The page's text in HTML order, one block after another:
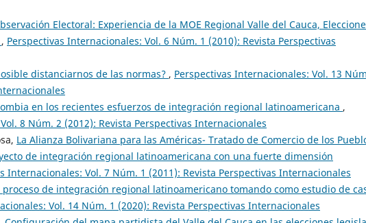
Electoral: Experiencia de la MOE Regional Valle del Cauca,
, Perspectivas Internacionales: Vol. 6 Núm. 1 (2010): Revista Perspectivas
distanciarnos de las normas? , Perspectivas Internacionales: Vol. 13
en los recientes esfuerzos de integración regional latinoamericana ,
8 Núm. 2 (2012): Revista Perspectivas Internacionales
La Alianza Bolivariana para las Américas- Tratado de Comercio de los
de integración regional latinoamericana con una fuerte dimensión
Internacionales: Vol. 7 Núm. 1 (2011): Revista Perspectivas Internacionales
de integración regional latinoamericano tomando como estudio de
Vol. 14 Núm. 1 (2020): Revista Perspectivas Internacionales